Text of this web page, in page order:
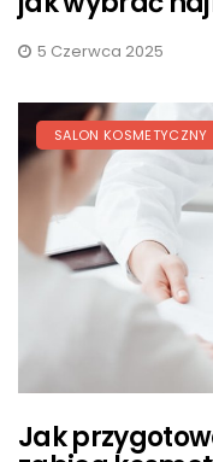
5 Czerwca 2025
SALON KOSMETYCZNY
Jak